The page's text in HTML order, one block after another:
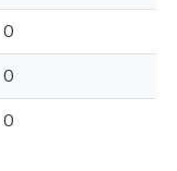
0
0
0